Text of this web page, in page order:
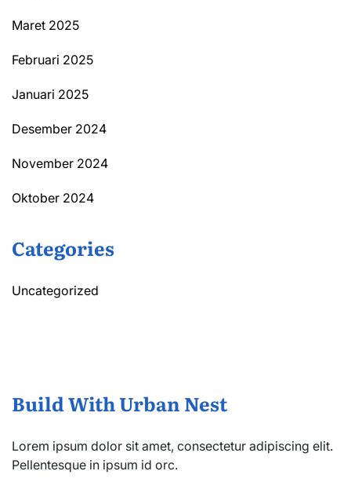
Maret 2025
Februari 2025
Januari 2025
Desember 2024
November 2024
Oktober 2024
Categories
Uncategorized
Build With Urban Nest
Lorem ipsum dolor sit amet, consectetur adipiscing elit.
Pellentesque in ipsum id orc.